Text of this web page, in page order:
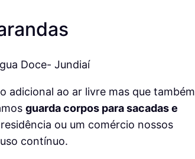
adicional ao ar livre mas que também
guarda corpos para sacadas e
ou um comércio nossos
contínuo.